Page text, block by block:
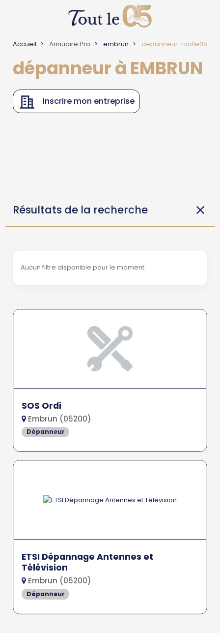
Accueil Annuaire Pro embrun depanneur-toutle05
dépanneur à EMBRUN
Inscrire mon entreprise
Résultats de la recherche
Aucun filtre disponible pour le moment.
SOS Ordi
Embrun (05200)
Dépanneur
ETSI Dépannage Antennes et
Télévision
Embrun (05200)
Dépanneur